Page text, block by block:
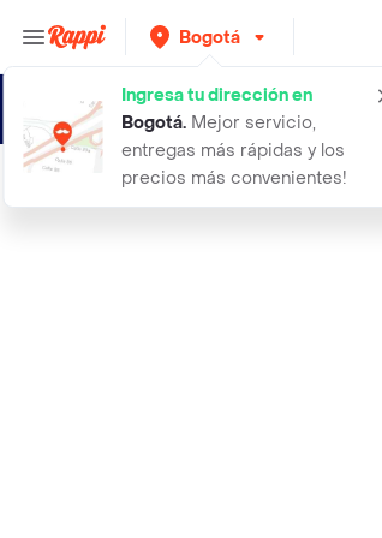
Bogotá
Ingresa tu dirección en
Bogotá. Mejor servicio,
entregas más rápidas y los
precios más convenientes!
qunno galleta avocado con cacao